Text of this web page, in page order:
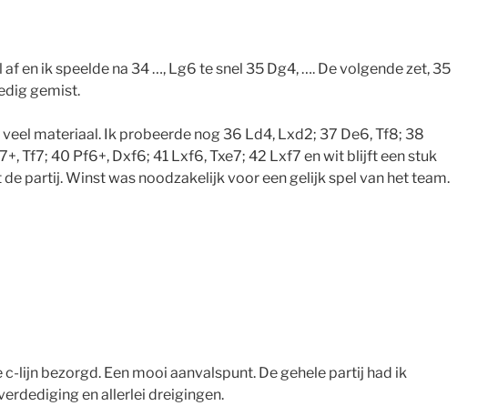
en ik speelde na 34 …, Lg6 te snel 35 Dg4, …. De volgende zet, 35
gemist.
materiaal. Ik probeerde nog 36 Ld4, Lxd2; 37 De6, Tf8; 38
Tf7; 40 Pf6+, Dxf6; 41 Lxf6, Txe7; 42 Lxf7 en wit blijft een stuk
partij. Winst was noodzakelijk voor een gelijk spel van het team.
lijn bezorgd. Een mooi aanvalspunt. De gehele partij had ik
en allerlei dreigingen.